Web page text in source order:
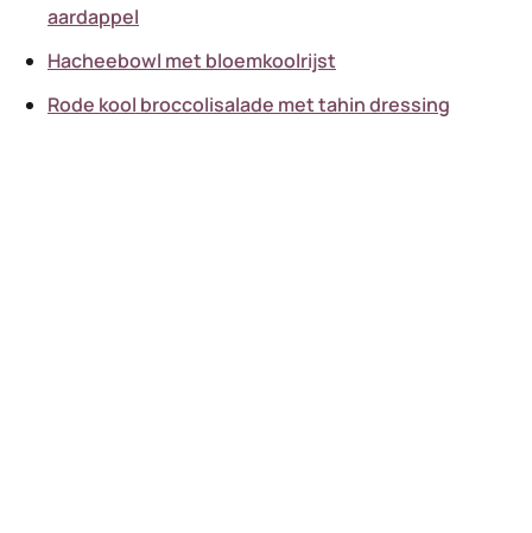
aardappel
Hacheebowl met bloemkoolrijst
Rode kool broccolisalade met tahin dressing